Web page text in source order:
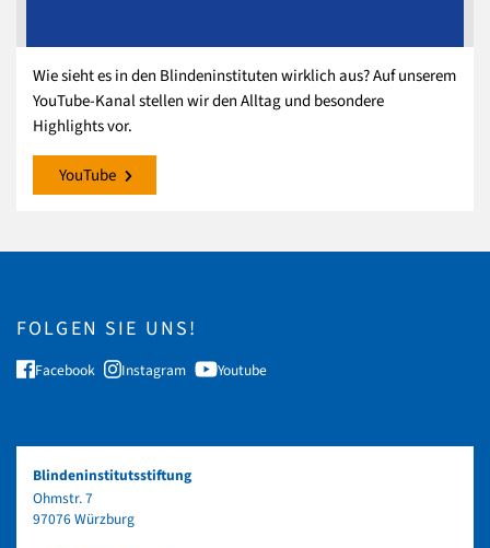
Wie sieht es in den Blindeninstituten wirklich aus? Auf unserem
YouTube-Kanal stellen wir den Alltag und besondere
Highlights vor.
YouTube
FOLGEN SIE UNS!
Facebook Instagram Youtube
Blindeninstitutsstiftung
Ohmstr. 7
97076 Würzburg